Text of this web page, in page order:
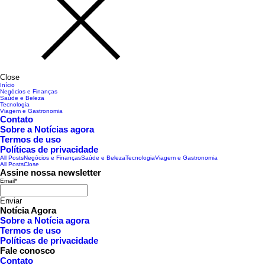
Close
Início
Negócios e Finanças
Saúde e Beleza
Tecnologia
Viagem e Gastronomia
Contato
Sobre a Notícias agora
Termos de uso
Políticas de privacidade
All PostsNegócios e FinançasSaúde e BelezaTecnologiaViagem e Gastronomia
All PostsClose
Assine nossa newsletter
Email*
Enviar
Notícia Agora
Sobre a Notícia agora
Termos de uso
Políticas de privacidade
Fale conosco
Contato